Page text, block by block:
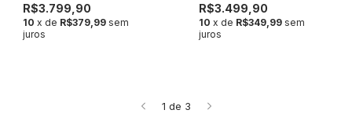
R$3.799,90
10 x de R$379,99 sem
juros
R$3.499,90
10 x de R$349,99 sem
juros
1 de 3